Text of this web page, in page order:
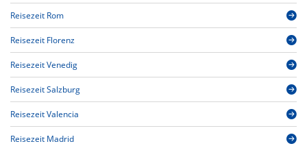
Reisezeit Rom
Reisezeit Florenz
Reisezeit Venedig
Reisezeit Salzburg
Reisezeit Valencia
Reisezeit Madrid